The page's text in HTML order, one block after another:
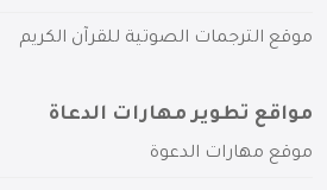
موقع الترجمات الصوتية للقرآن الكريم
مواقع تطوير مهارات الدعاة
موقع مهارات الدعوة